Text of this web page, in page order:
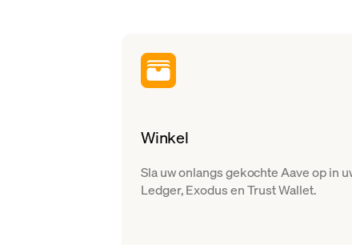
Winkel
Sla uw onlangs gekochte Aave op in
Ledger, Exodus en Trust Wallet.